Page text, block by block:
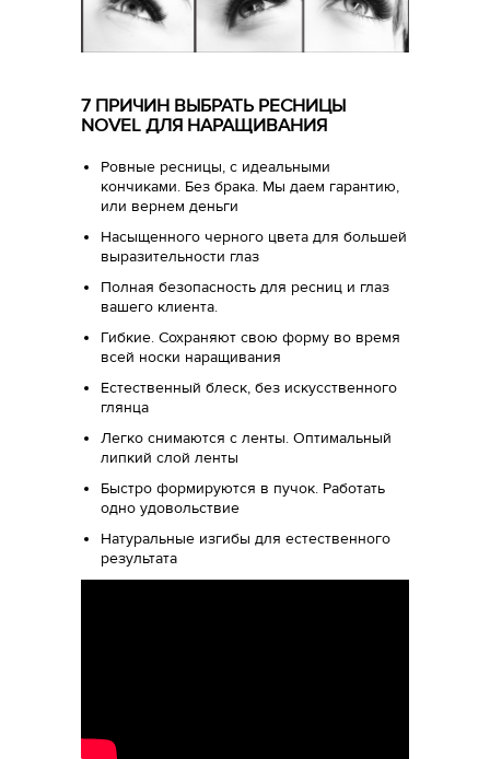
7 ПРИЧИН ВЫБРАТЬ РЕСНИЦЫ
NOVEL ДЛЯ НАРАЩИВАНИЯ
Ровные ресницы, с идеальными
кончиками. Без брака. Мы даем гарантию,
или вернем деньги
Насыщенного черного цвета для большей
выразительности глаз
Полная безопасность для ресниц и глаз
вашего клиента.
Гибкие. Сохраняют свою форму во время
всей носки наращивания
Естественный блеск, без искусственного
глянца
Легко снимаются с ленты. Оптимальный
липкий слой ленты
Быстро формируются в пучок. Работать
одно удовольствие
Натуральные изгибы для естественного
результата